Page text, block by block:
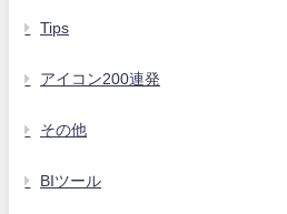
Tips
アイコン200連発
その他
BIツール